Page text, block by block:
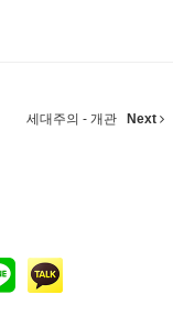
세대주의 - 개관 Next